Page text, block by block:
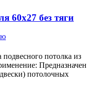
60х27 без тяги
подвесного потолка из
Предназначен
потолочных